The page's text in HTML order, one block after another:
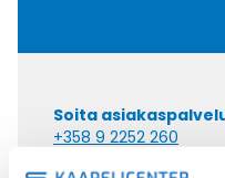
Soita
+358 9 2252 260